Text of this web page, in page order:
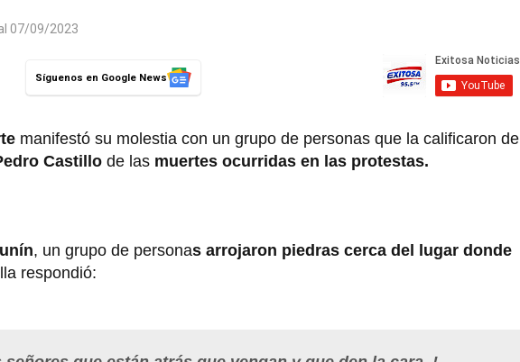
07/09/2023
Síguenos en Google News
manifestó su molestia con un grupo de personas que la calificaron de
Castillo de las muertes ocurridas en las protestas.
, un grupo de personas arrojaron piedras cerca del lugar donde
respondió: